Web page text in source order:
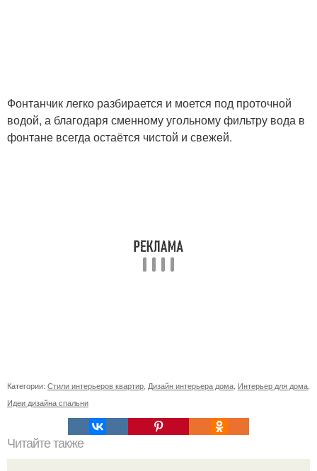
Фонтанчик легко разбирается и моется под проточной
водой, а благодаря сменному угольному фильтру вода в
фонтане всегда остаётся чистой и свежей.
Категории: Стили интерьеров квартир Дизайн интерьера дома Интерьер для дома
Идеи дизайна спальни
Читайте также